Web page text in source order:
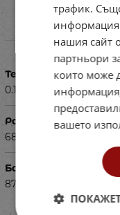
Тегло в кг
0.100
Размери в см
68х47.5х0.1
Баркод (ISBN, UPC,
870302
трафик.
информация
нашия сайт
партньори
които може
вашето